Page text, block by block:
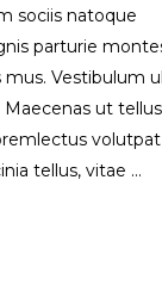
sociis natoque
parturie
mus. Vestibulum
Maecenas ut
volutpat
tellus, vitae